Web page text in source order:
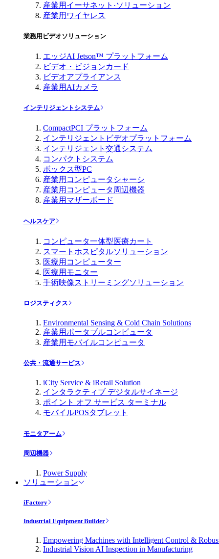
産業用イーサネット·ソリューション
産業用ワイヤレス
業務用ビデオソリューション
エッジAI Jetson™ プラットフォーム
ビデオ・ビジョンカード
ビデオアプライアンス
産業用AIカメラ
インテリジェントシステム
CompactPCI プラットフォーム
インテリジェントビデオプラットフォーム
インテリジェント交通システム
コンパクトシステム
ボックス型PC
産業用コンピュータシャーシ
産業用コンピュータ周辺機器
産業用マザーボード
ヘルスケア
コンピュータ一体型医療カート
スマートホスピタルソリューション
医療用コンピューター
医療用モニター
手術映像ストリーミングソリューション
ロジスティクス
Environmental Sensing & Cold Chain Solutions
産業用ポータブルコンピュータ
産業用モバイルコンピュータ
公共・流通サービス
iCity Service & iRetail Solution
インタラクティブ デジタルサイネージ
ポイント オフ サービス ターミナル
モバイルPOSタブレット
モニタアーム
周辺機器
Power Supply
ソリューション
iFactory
Industrial Equipment Builder
Empowering Machines with Intelligent Control &
Industrial Vision AI Inspection in Manufacturing